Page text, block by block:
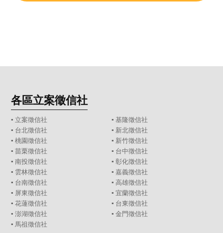
各區立案徵信社
▪ 立案徵信社 ▪ 基隆徵信社
▪ 台北徵信社 ▪ 新北徵信社
▪桃園徵信社 ▪ 新竹徵信社
▪苗栗徵信社 ▪ 台中徵信社
▪南投徵信社 ▪ 彰化徵信社
▪ 雲林徵信社 ▪ 嘉義徵信社
▪ 台南徵信社 ▪ 高雄徵信社
▪ 屏東徵信社 ▪ 宜蘭徵信社
▪花蓮徵信社 ▪ 台東徵信社
▪澎湖徵信社 ▪ 金門徵信社
▪ 馬祖徵信社